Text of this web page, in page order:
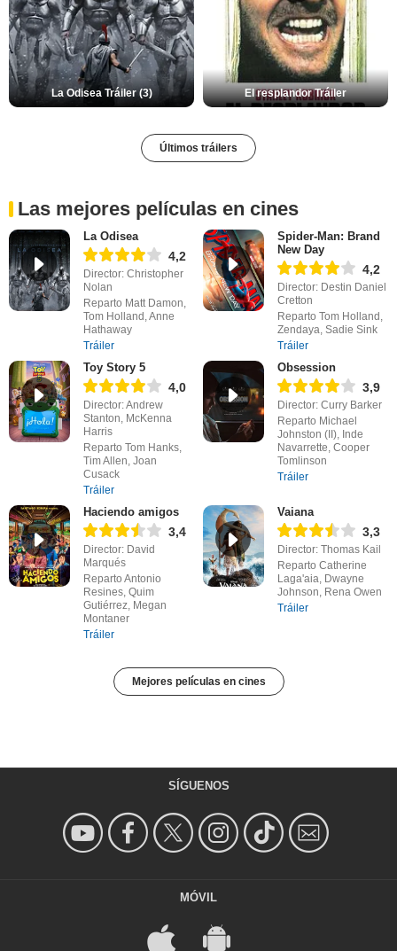
La Odisea Tráiler (3) El resplandor Tráiler
Últimos tráilers
Las mejores películas en cines
La Odisea
4,2
Director: Christopher
Nolan
Reparto Matt Damon,
Tom Holland, Anne
Hathaway
Tráiler
Spider-Man: Brand
New Day
4,2
Director: Destin Daniel
Cretton
Reparto Tom Holland,
Zendaya, Sadie Sink
Tráiler
Toy Story 5
4,0
Director: Andrew
Stanton, McKenna
Harris
Reparto Tom Hanks,
Tim Allen, Joan
Cusack
Tráiler
Obsession
3,9
Director: Curry Barker
Reparto Michael
Johnston (II), Inde
Navarrette, Cooper
Tomlinson
Tráiler
Haciendo amigos
3,4
Director: David
Marqués
Reparto Antonio
Resines, Quim
Gutiérrez, Megan
Montaner
Tráiler
Vaiana
3,3
Director: Thomas Kail
Reparto Catherine
Laga'aia, Dwayne
Johnson, Rena Owen
Tráiler
Mejores películas en cines
SÍGUENOS
MÓVIL